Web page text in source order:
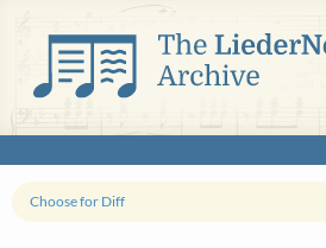
Choose for Diff